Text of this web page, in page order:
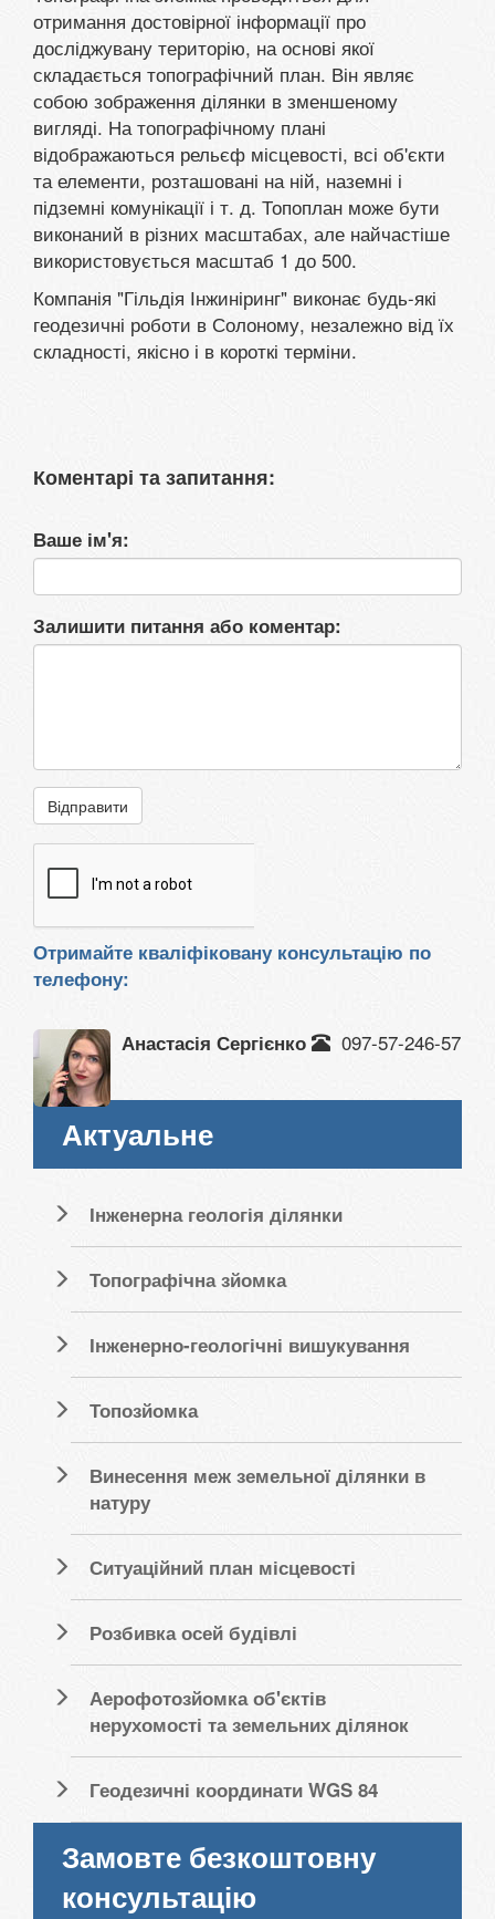
отримання достовірної інформації про
досліджувану територію, на основі якої
складається топографічний план. Він являє
собою зображення ділянки в зменшеному
вигляді. На топографічному плані
відображаються рельєф місцевості, всі об'єкти
та елементи, розташовані на ній, наземні і
підземні комунікації і т. д. Топоплан може бути
виконаний в різних масштабах, але найчастіше
використовується масштаб 1 до 500.
Компанія "Гільдія Інжиніринг" виконає будь-які
геодезичні роботи в Солоному, незалежно від їх
складності, якісно і в короткі терміни.
Коментарі та запитання:
Ваше ім'я:
Залишити питання або коментар:
Відправити
Отримайте кваліфіковану консультацію по
телефону:
Анастасія Сергієнко 097-57-246-57
Актуальне
Інженерна геологія ділянки
Топографічна зйомка
Інженерно-геологічні вишукування
Топозйомка
Винесення меж земельної ділянки в
натуру
Ситуаційний план місцевості
Розбивка осей будівлі
Аерофотозйомка об'єктів
нерухомості та земельних ділянок
Геодезичні координати WGS 84
Замовте безкоштовну
консультацію